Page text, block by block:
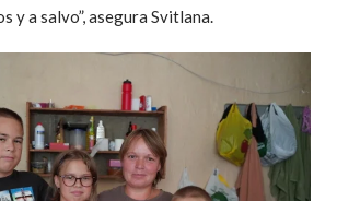
y a salvo”, asegura Svitlana.